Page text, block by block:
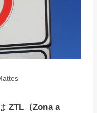
ZTL（Zona a